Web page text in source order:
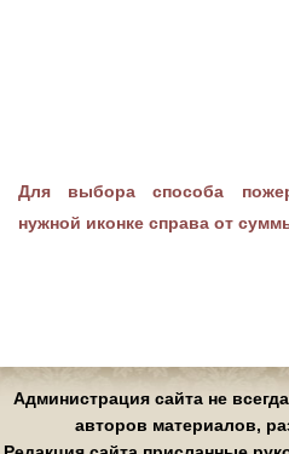
Для выбора способа
нужной иконке справа от
Администрация сайта не
авторов материалов,